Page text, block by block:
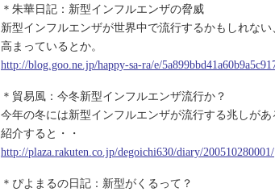
＊朱華日記：新型インフルエンザの脅威
新型インフルエンザが世界中で流行するかもしれな
高まっているとか。
http://blog.goo.ne.jp/happy-sa-ra/e/
＊貿易風：今冬新型インフルエンザ流行か？
今年の冬には新型インフルエンザが流行する兆しがあ
紹介すると・・
http://plaza.rakuten.co.jp/degoichi630/diary/200510280001/
＊ぴよまるの日記：新型がくるって？